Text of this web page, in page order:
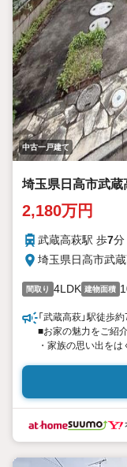
中古一戸建て
埼玉県日高市武蔵
2,180万円
武蔵高萩駅 歩7分
埼玉県日高市武
間取り 4LDK 建物面積
「武蔵高萩」駅徒歩
■お家の魅力をご紹
・家族の思い出を
・プライベート空
・雨の日や花粉の
室乾燥機。
■周辺環境のご紹介■
・日高市立高萩小学